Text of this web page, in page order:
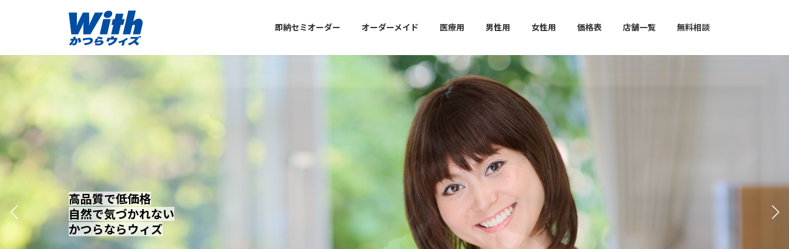
ツ
プ
シ
動
即納セミオーダー オーダーメイド 医療用 男性用 女性用 価格表 店舗一覧 無料相談
高品質で低価格
自然で気づかれない
かつらならウィズ
高品質で低価格
自然で気づかれない
かつらならウィズ
高品質で低価格
自然で気づかれない
かつらならウィズ